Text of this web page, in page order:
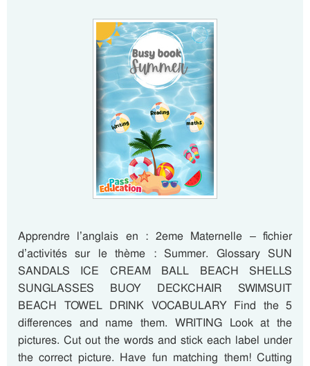
Apprendre l’anglais en : 2eme Maternelle – fichier
d’activités sur le thème : Summer. Glossary SUN
SANDALS ICE CREAM BALL BEACH SHELLS
SUNGLASSES BUOY DECKCHAIR SWIMSUIT
BEACH TOWEL DRINK VOCABULARY Find the 5
differences and name them. WRITING Look at the
pictures. Cut out the words and stick each label under
the correct picture. Have fun matching them! Cutting